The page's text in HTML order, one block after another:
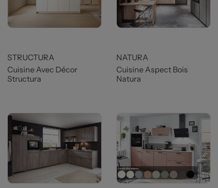
STRUCTURA
Cuisine Avec Décor
Structura
NATURA
Cuisine Aspect Bois
Natura